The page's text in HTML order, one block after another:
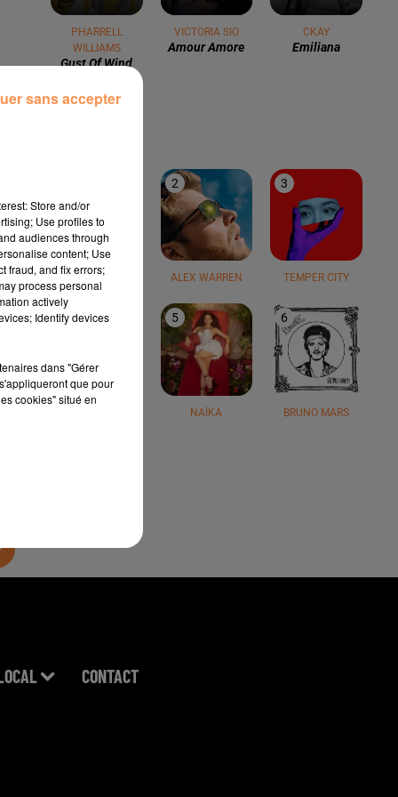
PHARRELL
WILLIAMS
Gust Of Wind
VICTORIA SIO
Amour Amore
CKAY
Emiliana
TEDDY SWIMS
2
ALEX WARREN
3
TEMPER CITY
4 5
NAÏKA
6
BRUNO MARS
CONTACT
Store and/or
Use profiles to
audiences through
content; Use
fraud, and fix errors;
process personal
actively
Identify devices
dans "Gérer
que pour
cookies" situé en
sans accepter